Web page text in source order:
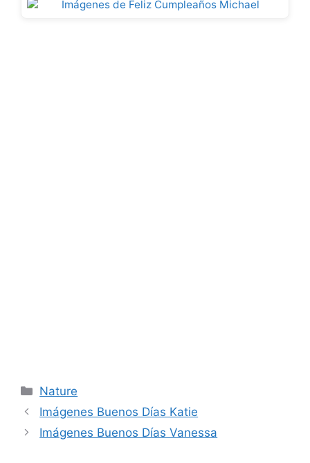
Categories
Nature
Imágenes Buenos Días Katie
Imágenes Buenos Días Vanessa